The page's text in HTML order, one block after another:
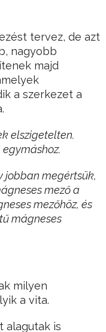
tervez, de azt
nagyobb
majd
a szerkezet a
elszigetelten.
jobban megértsük,
mező a
mezőhöz, és
mágneses
milyen
a vita.
alagutak is